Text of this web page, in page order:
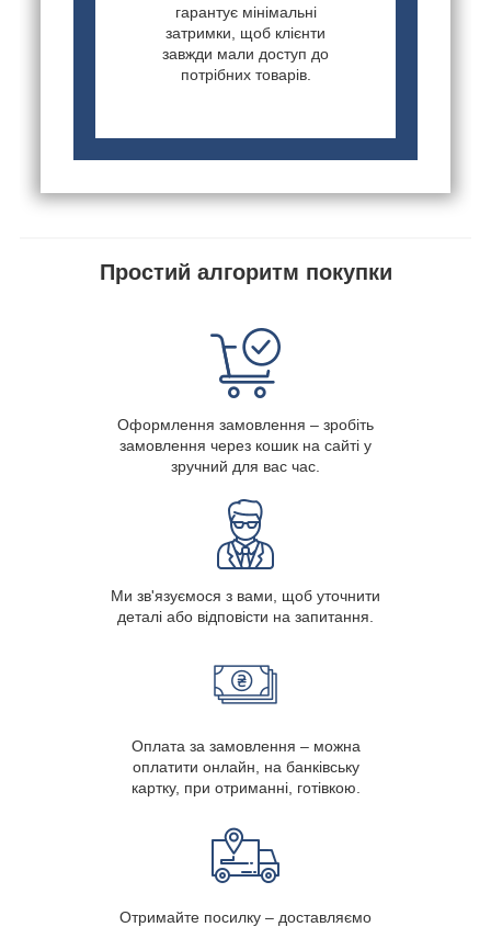
гарантує мінімальні
затримки, щоб клієнти
завжди мали доступ до
потрібних товарів.
Простий алгоритм покупки
Оформлення замовлення – зробіть
замовлення через кошик на сайті у
зручний для вас час.
Ми зв'язуємося з вами, щоб уточнити
деталі або відповісти на запитання.
Оплата за замовлення – можна
оплатити онлайн, на банківську
картку, при отриманні, готівкою.
Отримайте посилку – доставляємо